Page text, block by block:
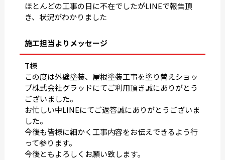
ほとんどの工事の日に不在でしたがLINEで報告頂
き、状況がわかりました
施工担当よりメッセージ
T様
この度は外壁塗装、屋根塗装工事を塗り替えショッ
プ株式会社グラッドにてご利用頂き誠にありがとう
ございました。
お忙しい中LINEにてご返答誠にありがとうございま
した。
今後も皆様に細かく工事内容をお伝えできるよう行
って参ります。
今後ともよろしくお願い致します。